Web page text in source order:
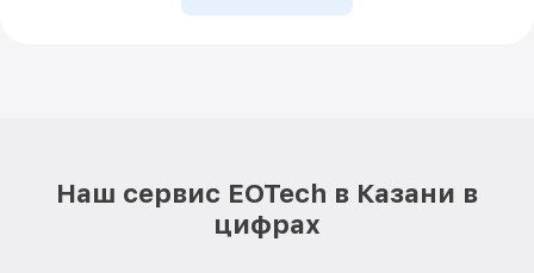
Наш сервис EOTech в Казани в
цифрах